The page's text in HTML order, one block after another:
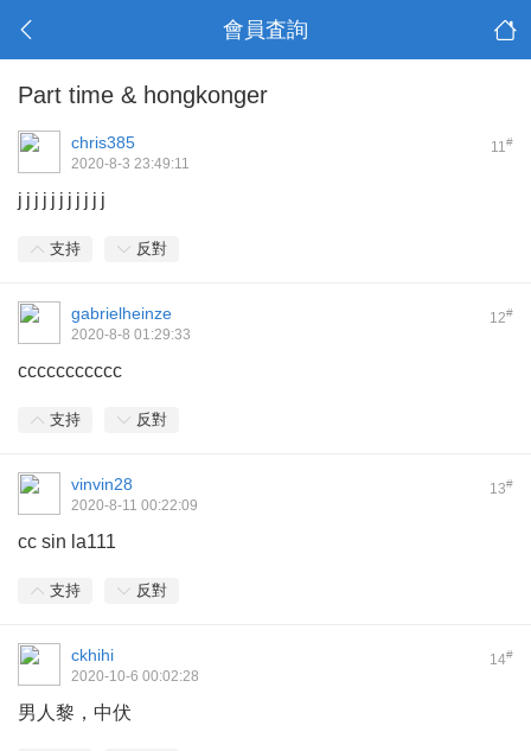
會員査詢
Part time & hongkonger
11#
chris385
2020-8-3 23:49:11
j j j j j j j j j j j
支持 反對
12#
gabrielheinze
2020-8-8 01:29:33
ccccccccccc
支持 反對
13#
vinvin28
2020-8-11 00:22:09
cc sin la111
支持 反對
14#
ckhihi
2020-10-6 00:02:28
男人黎，中伏